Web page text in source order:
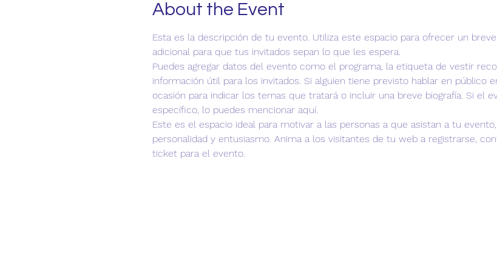
About the Event
Esta es la descripción de tu evento. Utiliza este espacio para ofrecer un
adicional para que tus invitados sepan lo que les espera.
Puedes agregar datos del evento como el programa, la etiqueta de vestir
información útil para los invitados. Si alguien tiene previsto hablar en público
ocasión para indicar los temas que tratará o incluir una breve biografía. Si el
específico, lo puedes mencionar aquí.
Este es el espacio ideal para motivar a las personas a que asistan a tu
personalidad y entusiasmo. Anima a los visitantes de tu web a registrarse,
ticket para el evento.